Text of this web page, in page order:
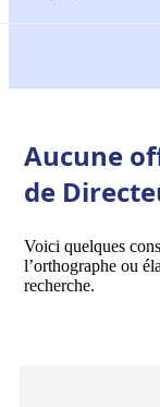
Aucune
de
Voici quelques
l’orthographe ou
recherche.